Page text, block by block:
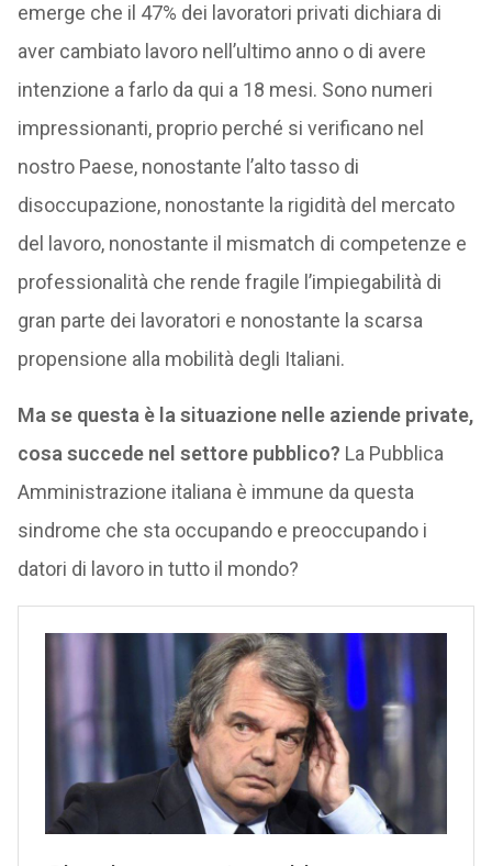
emerge che il 47% dei lavoratori privati dichiara di
aver cambiato lavoro nell’ultimo anno o di avere
intenzione a farlo da qui a 18 mesi. Sono numeri
impressionanti, proprio perché si verificano nel
nostro Paese, nonostante l’alto tasso di
disoccupazione, nonostante la rigidità del mercato
del lavoro, nonostante il mismatch di competenze e
professionalità che rende fragile l’impiegabilità di
gran parte dei lavoratori e nonostante la scarsa
propensione alla mobilità degli Italiani.
Ma se questa è la situazione nelle aziende private,
cosa succede nel settore pubblico? La Pubblica
Amministrazione italiana è immune da questa
sindrome che sta occupando e preoccupando i
datori di lavoro in tutto il mondo?